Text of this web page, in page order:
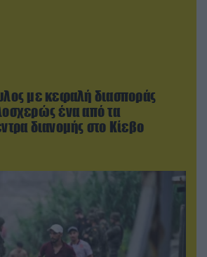
με κεφαλή διασποράς
ένα από τα
διανομής στο Κίεβο